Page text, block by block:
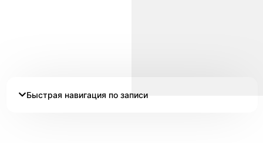
Быстрая навигация по записи